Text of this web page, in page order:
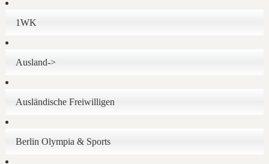
1WK
Ausland->
Ausländische Freiwilligen
Berlin Olympia & Sports